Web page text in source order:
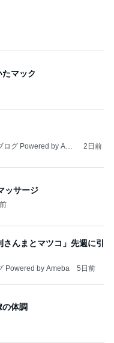
マック
グ Powered by Ame
2日前
ッサージ
んまとマツコ」先週に引
Powered by Ameba 5日前
体調